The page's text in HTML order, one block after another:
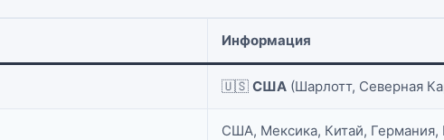
Информация
🇺🇸 США (Шарлотт, Северная
США, Мексика, Китай, Германия,